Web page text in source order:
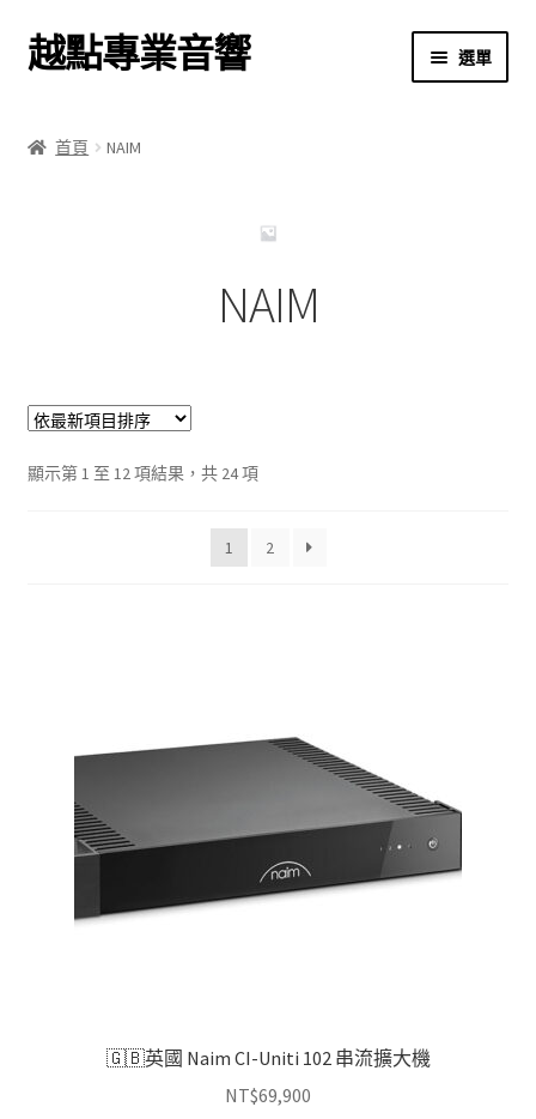
跳
至
覽
跳
至
要
越點專業音響 選單
購物車
首頁 NAIM
NAIM
顯示第 1 至 12 項結果，共 24 項依
項
1 2
🇬🇧英國 Naim CI-Uniti 102 串流擴大機
NT$69,900